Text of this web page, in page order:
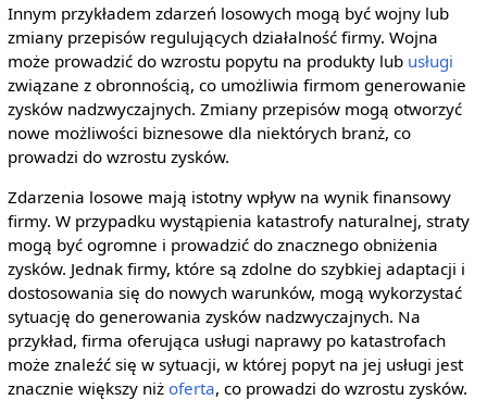
Innym przykładem zdarzeń losowych mogą być wojny lub
zmiany przepisów regulujących działalność firmy. Wojna
może prowadzić do wzrostu popytu na produkty lub usługi
związane z obronnością, co umożliwia firmom generowanie
zysków nadzwyczajnych. Zmiany przepisów mogą otworzyć
nowe możliwości biznesowe dla niektórych branż, co
prowadzi do wzrostu zysków.
Zdarzenia losowe mają istotny wpływ na wynik finansowy
firmy. W przypadku wystąpienia katastrofy naturalnej, straty
mogą być ogromne i prowadzić do znacznego obniżenia
zysków. Jednak firmy, które są zdolne do szybkiej adaptacji i
dostosowania się do nowych warunków, mogą wykorzystać
sytuację do generowania zysków nadzwyczajnych. Na
przykład, firma oferująca usługi naprawy po katastrofach
może znaleźć się w sytuacji, w której popyt na jej usługi jest
znacznie większy niż oferta, co prowadzi do wzrostu zysków.